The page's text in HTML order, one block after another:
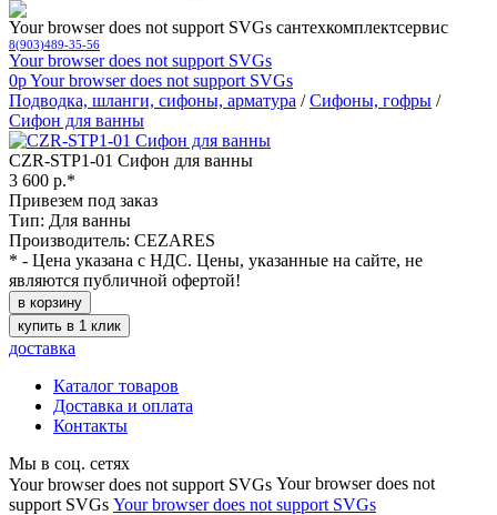
Your browser does not support SVGs сантехкомплектсервис
8(903)489-35-56
Your browser does not support SVGs
0pYour browser does not support SVGs
Подводка, шланги, сифоны, арматура /Сифоны, гофры /
Сифон для ванны
CZR-STP1-01 Сифон для ванны
3 600 р.*
Привезем под заказ
Тип: Для ванны
Производитель: CEZARES
* - Цена указана с НДС. Цены, указанные на сайте, не
являются публичной офертой!
в корзину
купить в 1 клик
доставка
Каталог товаров
Доставка и оплата
Контакты
Мы в соц. сетях
Your browser does not support SVGs Your browser does not
support SVGs Your browser does not support SVGs